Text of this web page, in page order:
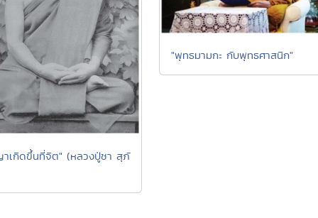
เกิดขึ้นที่จิต" (หลวงปู่ชา สุภั
"พุทธมามกะ กับพุทธศาสนิก"